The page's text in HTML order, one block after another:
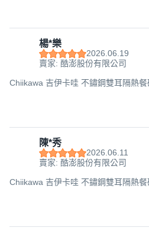
楊*樂
2026.06.19
賣家: 酷澎股份有限公司
Chiikawa 吉伊卡哇 不鏽鋼雙耳隔熱
陳*秀
2026.06.11
賣家: 酷澎股份有限公司
Chiikawa 吉伊卡哇 不鏽鋼雙耳隔熱